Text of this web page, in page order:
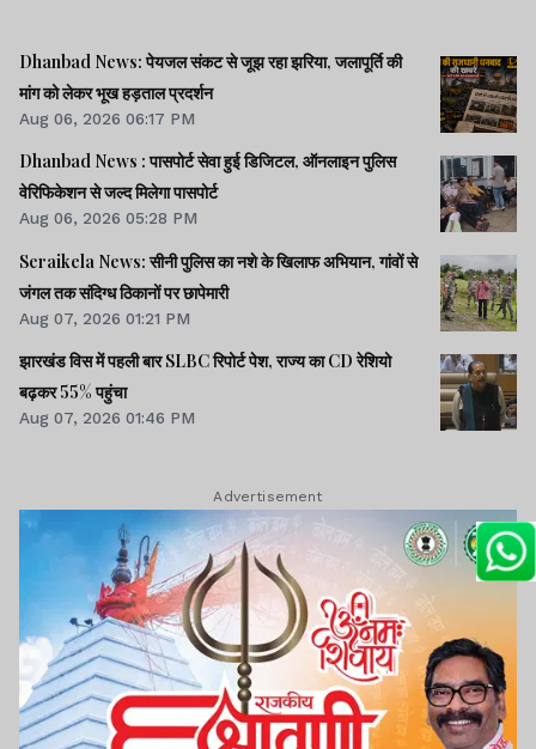
Dhanbad News: पेयजल संकट से जूझ रहा झरिया, जलापूर्ति की
मांग को लेकर भूख हड़ताल प्रदर्शन
Aug 06, 2026 06:17 PM
Dhanbad News : पासपोर्ट सेवा हुई डिजिटल, ऑनलाइन पुलिस
वेरिफिकेशन से जल्द मिलेगा पासपोर्ट
Aug 06, 2026 05:28 PM
Seraikela News: सीनी पुलिस का नशे के खिलाफ अभियान, गांवों से
जंगल तक संदिग्ध ठिकानों पर छापेमारी
Aug 07, 2026 01:21 PM
झारखंड विस में पहली बार SLBC रिपोर्ट पेश, राज्य का CD रेशियो
बढ़कर 55% पहुंचा
Aug 07, 2026 01:46 PM
Advertisement